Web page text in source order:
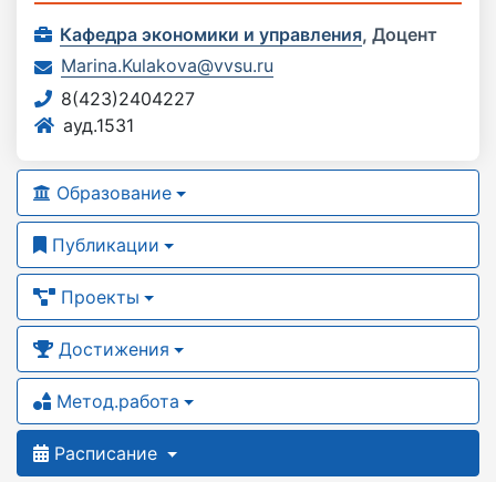
Кафедра экономики и управления, Доцент
Marina.Kulakova@vvsu.ru
8(423)2404227
ауд.1531
Образование
Публикации
Проекты
Достижения
Метод.работа
Расписание